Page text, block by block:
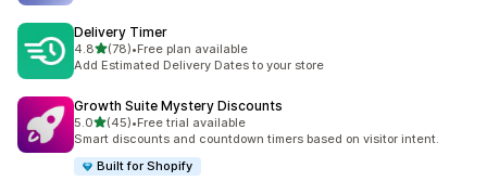
Delivery Timer
4.8滿分 5 顆星
(78)
共有 78 則評價
•Free plan available
Add Estimated Delivery Dates to your store
Growth Suite Mystery Discounts
5.0滿分 5 顆星
(45)
共有 45 則評價
•Free trial available
Smart discounts and countdown timers based on visitor intent.
Built for Shopify